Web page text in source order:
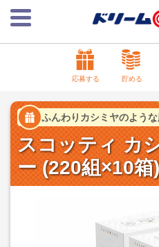
応募する 貯める
ふんわりカシミヤのような
スコッティ カ
ー (220組×10箱)